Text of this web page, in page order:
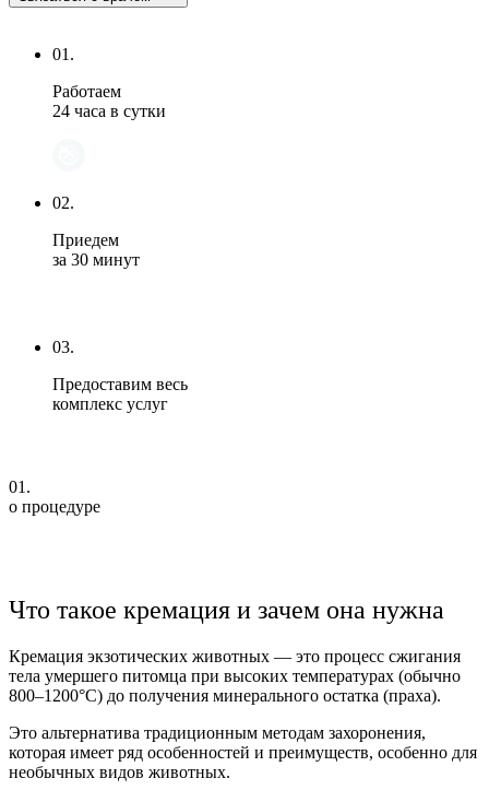
01.
Работаем
24 часа в сутки
02.
Приедем
за 30 минут
03.
Предоставим весь
комплекс услуг
01.
о процедуре
Что такое кремация и зачем она нужна
Кремация экзотических животных — это процесс сжигания
тела умершего питомца при высоких температурах (обычно
800–1200°C) до получения минерального остатка (праха).
Это альтернатива традиционным методам захоронения,
которая имеет ряд особенностей и преимуществ, особенно для
необычных видов животных.